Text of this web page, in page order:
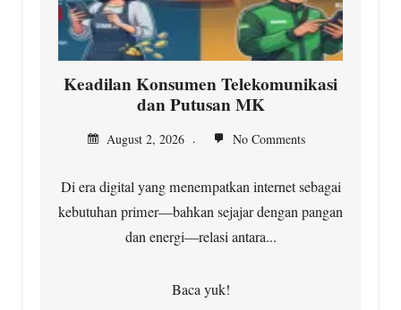
Keadilan Konsumen Telekomunikasi
dan Putusan MK
August 2, 2026 No Comments
Di era digital yang menempatkan internet sebagai
kebutuhan primer—bahkan sejajar dengan pangan
dan energi—relasi antara...
Baca yuk!